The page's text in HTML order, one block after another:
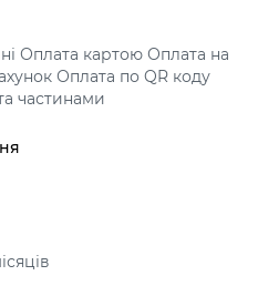
Оплата картою Оплата на
Оплата по QR коду
частинами